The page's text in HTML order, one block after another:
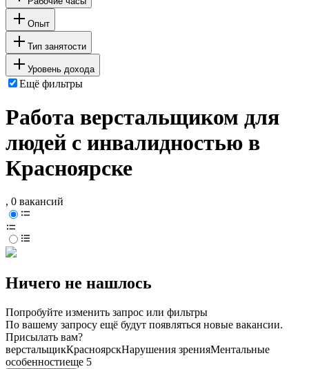
Опыт
Тип занятости
Уровень дохода
Ещё фильтры
Работа верстальщиком для
людей с инвалидностью в
Красноярске
, 0 вакансий
Ничего не нашлось
Попробуйте изменить запрос или фильтры
По вашему запросу ещё будут появляться новые вакансии.
Присылать вам?
верстальщикКрасноярскНарушения зренияМентальные
особенностиеще 5